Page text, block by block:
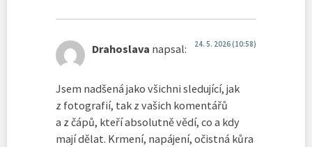
Drahoslava napsal: 24. 5. 2026 (10:58)
Jsem nadšená jako všichni sledující, jak
z fotografií, tak z vašich komentářů
a z čápů, kteří absolutně vědí, co a kdy
mají dělat. Krmení, napájení, očistná kůra